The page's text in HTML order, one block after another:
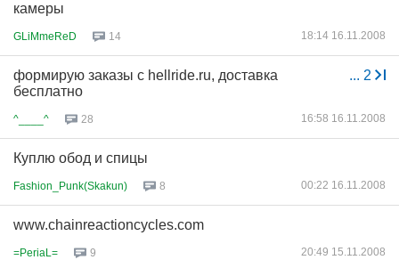
камеры
GLiMmeReD 14 18:14 16.11.2008
... 2
формирую заказы с hellride.ru, доставка
бесплатно
^____^ 28 16:58 16.11.2008
Куплю обод и спицы
Fashion_Punk(Skakun) 8 00:22 16.11.2008
www.chainreactioncycles.com
=PeriaL= 9 20:49 15.11.2008